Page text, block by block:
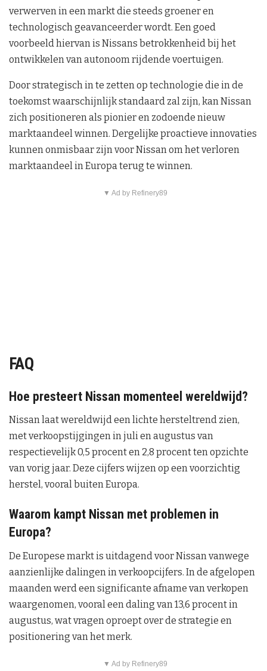
verwerven in een markt die steeds groener en
technologisch geavanceerder wordt. Een goed
voorbeeld hiervan is Nissans betrokkenheid bij het
ontwikkelen van autonoom rijdende voertuigen.
Door strategisch in te zetten op technologie die in de
toekomst waarschijnlijk standaard zal zijn, kan Nissan
zich positioneren als pionier en zodoende nieuw
marktaandeel winnen. Dergelijke proactieve innovaties
kunnen onmisbaar zijn voor Nissan om het verloren
marktaandeel in Europa terug te winnen.
▼ Ad by Refinery89
FAQ
Hoe presteert Nissan momenteel wereldwijd?
Nissan laat wereldwijd een lichte hersteltrend zien,
met verkoopstijgingen in juli en augustus van
respectievelijk 0,5 procent en 2,8 procent ten opzichte
van vorig jaar. Deze cijfers wijzen op een voorzichtig
herstel, vooral buiten Europa.
Waarom kampt Nissan met problemen in
Europa?
De Europese markt is uitdagend voor Nissan vanwege
aanzienlijke dalingen in verkoopcijfers. In de afgelopen
maanden werd een significante afname van verkopen
waargenomen, vooral een daling van 13,6 procent in
augustus, wat vragen oproept over de strategie en
positionering van het merk.
▼ Ad by Refinery89